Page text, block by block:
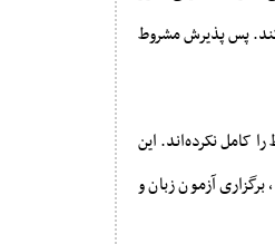
کند. پس پذیرش مشروط
کامل نکرده‌اند. این
آزمون زبان و